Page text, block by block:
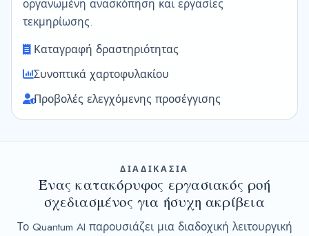
οργανωμένη ανασκόπηση και εργασίες
τεκμηρίωσης.
Καταγραφή δραστηριότητας
Συνοπτικά χαρτοφυλακίου
Προβολές ελεγχόμενης προσέγγισης
ΔΙΑΔΙΚΑΣΙΑ
Ένας κατακόρυφος εργασιακός ροή
σχεδιασμένος για ήσυχη ακρίβεια
Το Quantum AI παρουσιάζει μια διαδοχική λειτουργική